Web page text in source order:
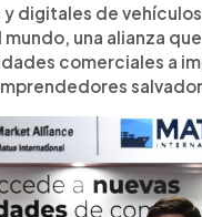
digitales de
una alianza
comerciales a